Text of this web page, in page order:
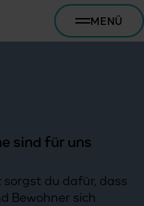
MENÜ
sind für uns
du dafür, dass
Bewohner sich